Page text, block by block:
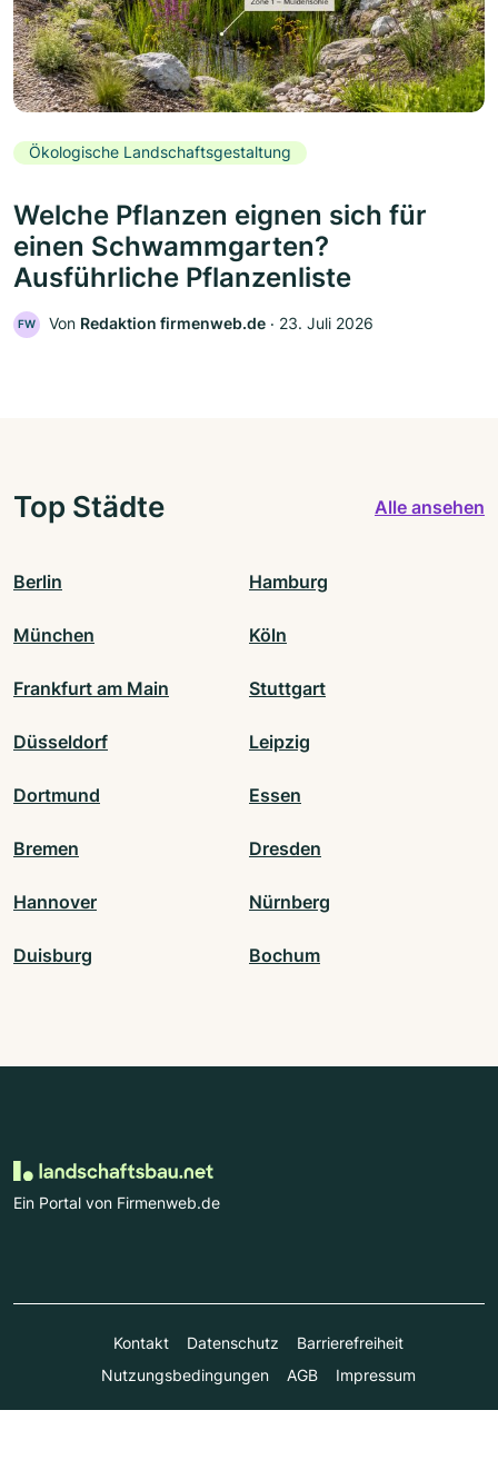
Ökologische Landschaftsgestaltung
Welche Pflanzen eignen sich für
einen Schwammgarten?
Ausführliche Pflanzenliste
FW Von Redaktion firmenweb.de ‧ 23. Juli 2026
Top Städte Alle ansehen
Berlin Hamburg
München Köln
Frankfurt am Main Stuttgart
Düsseldorf Leipzig
Dortmund Essen
Bremen Dresden
Hannover Nürnberg
Duisburg Bochum
Ein Portal von Firmenweb.de
Kontakt Datenschutz
Barrierefreiheit
Nutzungsbedingungen
AGB Impressum